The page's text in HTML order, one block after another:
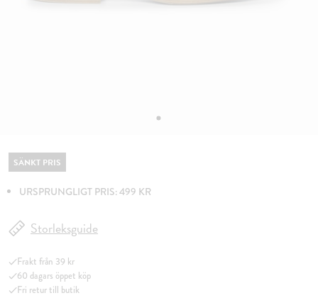
SÄNKT PRIS
URSPRUNGLIGT PRIS: 499 KR
Storleksguide
Frakt från 39 kr
60 dagars öppet köp
Fri retur till butik